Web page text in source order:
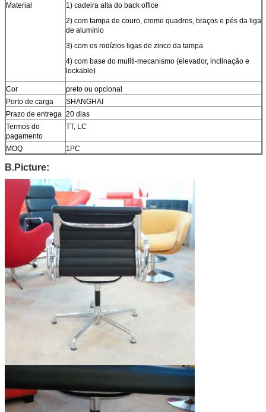
Material
1) cadeira alta do back office
2) com tampa de couro, crome quadros, braços e pés da liga
de alumínio
3) com os rodízios ligas de zinco da tampa
4) com base do muliti-mecanismo (elevador, inclinação e
lockable)
Cor
preto ou opcional
Porto de carga
SHANGHAI
Prazo de entrega 20 dias
Termos do
pagamento
TT, LC
MOQ 1PC
B.Picture: